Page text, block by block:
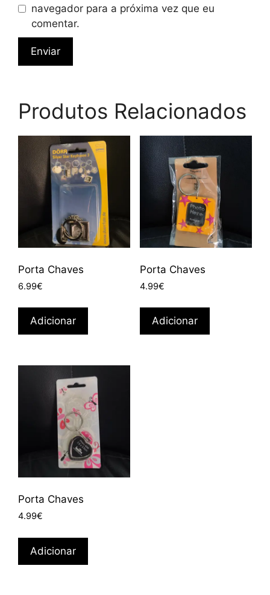
navegador para a próxima vez que eu
comentar.
Produtos Relacionados
Porta Chaves
6.99€
Adicionar
Porta Chaves
4.99€
Adicionar
Porta Chaves
4.99€
Adicionar